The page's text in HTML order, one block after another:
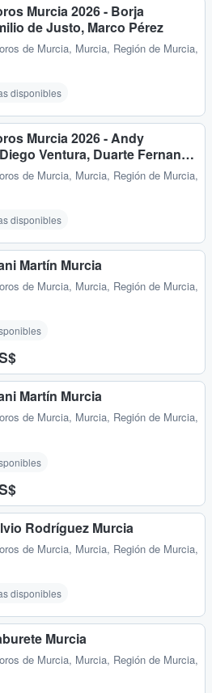
Murcia 2026 - Borja
de Justo, Marco Pérez
de Murcia, Murcia, Región de Murcia,
disponibles
Murcia 2026 - Andy
Ventura, Duarte Fernan…
de Murcia, Murcia, Región de Murcia,
disponibles
Martín Murcia
de Murcia, Murcia, Región de Murcia,
Martín Murcia
de Murcia, Murcia, Región de Murcia,
Rodríguez Murcia
de Murcia, Murcia, Región de Murcia,
disponibles
Murcia
de Murcia, Murcia, Región de Murcia,